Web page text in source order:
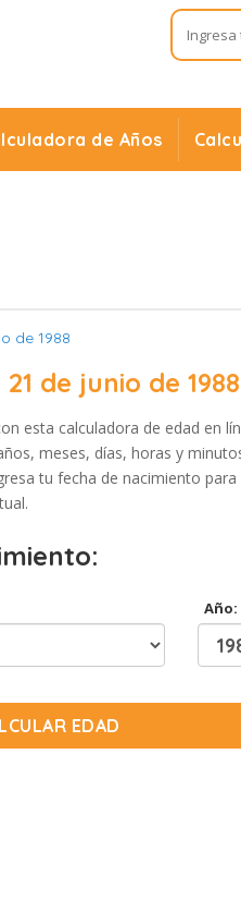
de Años
de 1988
21 de junio de 1988
esta calculadora de edad en
meses, días, horas y
tu fecha de nacimiento
Año:
EDAD